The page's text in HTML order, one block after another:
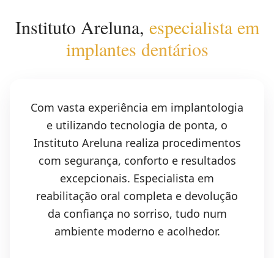
Instituto Areluna, especialista em
implantes dentários
Com vasta experiência em implantologia
e utilizando tecnologia de ponta, o
Instituto Areluna realiza procedimentos
com segurança, conforto e resultados
excepcionais. Especialista em
reabilitação oral completa e devolução
da confiança no sorriso, tudo num
ambiente moderno e acolhedor.